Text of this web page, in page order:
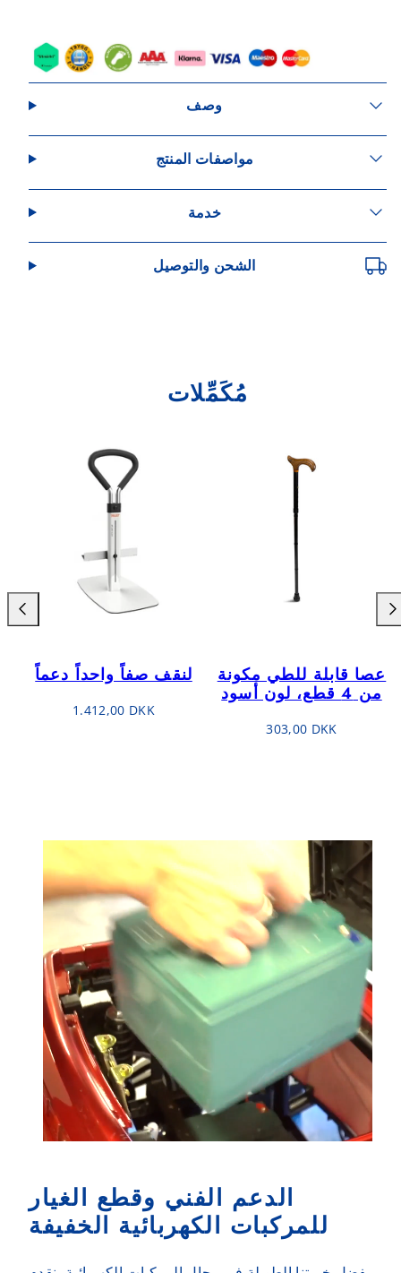
وصف
مواصفات المنتج
خدمة
الشحن والتوصيل
مُكَمِّلات
لنقف صفاً واحداً دعماً
السعر
1.412,00 DKK
عصا قابلة للطي مكونة
من 4 قطع، لون أسود
السعر
303,00 DKK
انعطف
لليسار
الدعم الفني وقطع الغيار
للمركبات الكهربائية الخفيفة